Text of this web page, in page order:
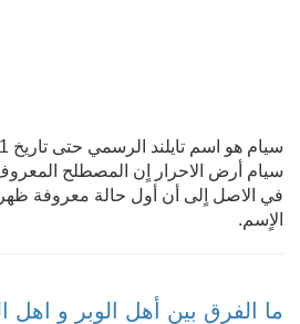
سيام أرض الاحرار اٍن المصطلح
في الاصل اٍلى أن أول حالة معروفة
الاٍسم.
ما الفرق بين أهل الوبر و اهل